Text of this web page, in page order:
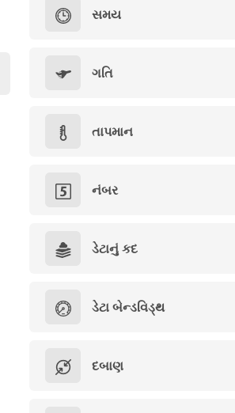
સમય
ગતિ
તાપમાન
નંબર
ડેટાનું કદ
ડેટા બેન્ડવિડ્થ
દબાણ